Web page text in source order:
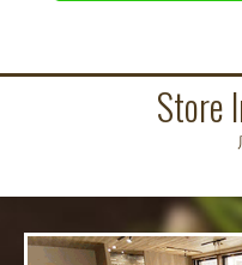
Store